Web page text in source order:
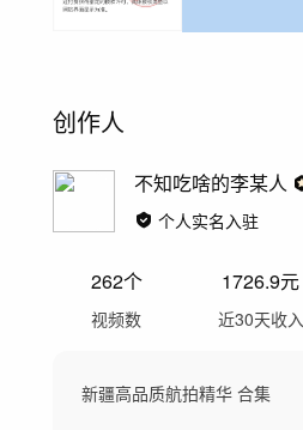
创作人
不知吃啥的李某人
个人实名入驻
262个
视频数
1726.9元
近30天收入
新疆高品质航拍精华 合集